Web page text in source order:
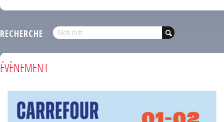
RECHERCHE
ÉVÈNEMENT